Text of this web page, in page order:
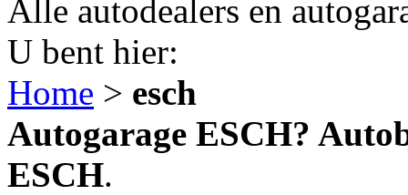
Alle autodealers en
U bent hier:
Home > esch
Autogarage ESCH?
ESCH.